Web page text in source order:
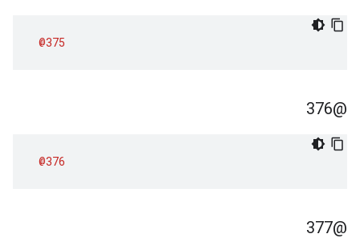
@375
@376
@376
@377